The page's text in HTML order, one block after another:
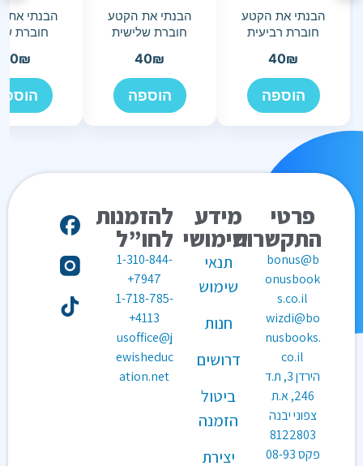
הבנתי את הקטע
חוברת רביעית
40₪
הוספה
הבנתי את הקטע
חוברת שלישית
40₪
הוספה
הבנתי את
חוברת
40₪
פרטי
התקשרות
bonus@b
onusbook
s.co.il
wizdi@bo
nusbooks.
co.il
הירדן 3, ת.ד
246, א.ת
צפוני יבנה
8122803
פקס08-93
מידע
שימושי
תנאי
שימוש
חנות
דרושים
ביטול
הזמנה
יצירת
להזמנות
לחו”ל
1-310-844-
7947+
1-718-785-
4113+
usoffice@j
ewisheduc
ation.net